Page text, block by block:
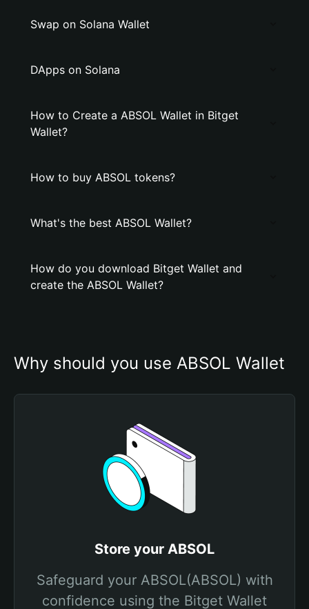
Swap on Solana Wallet
DApps on Solana
How to Create a ABSOL Wallet in Bitget
Wallet?
How to buy ABSOL tokens?
What's the best ABSOL Wallet?
How do you download Bitget Wallet and
create the ABSOL Wallet?
Why should you use ABSOL Wallet
Store your ABSOL
Safeguard your ABSOL(ABSOL) with
confidence using the Bitget Wallet